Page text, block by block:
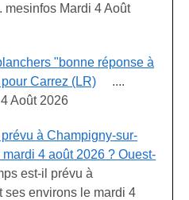
Mardi 4 Août
"bonne réponse à
Carrez (LR) ....
Août 2026
à Champigny-sur-
4 août 2026 ? Ouest-
est-il prévu à
ses environs le mardi 4